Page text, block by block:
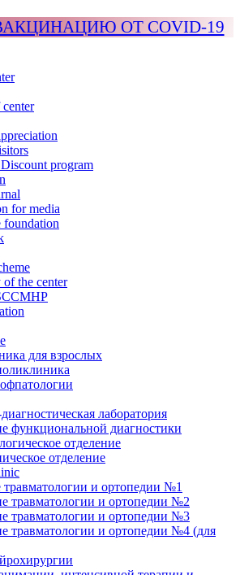
ОТ COVID-19
program
for media
foundation
of the center
для взрослых
лаборатория
функциональной диагностики
отделение
отделение
травматологии и ортопедии №1
травматологии и ортопедии №2
травматологии и ортопедии №3
травматологии и ортопедии №4 (для